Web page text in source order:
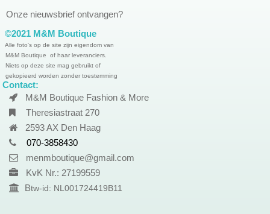
Onze nieuwsbrief ontvangen?
©2021 M&M Boutique
Alle foto's op de site zijn eigendom van
M&M Boutique of haar leveranciers.
Niets op deze site mag gebruikt of
gekopieerd worden zonder toestemming
Contact:
M&M Boutique Fashion & More
Theresiastraat 270
2593 AX Den Haag
070-3858430
menmboutique@gmail.com
KvK Nr.: 27199559
Btw-id: NL001724419B11